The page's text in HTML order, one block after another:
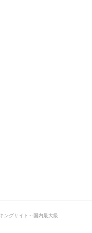
ングサイト～国内最大級